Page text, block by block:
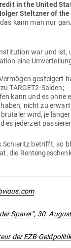
in the United
Steltzner of the
kann man nur
war und ist,
eine
gesteigert
TARGET2-Salden;
kann und es ohne
nicht zu
wird, je
es jederzeit
betrifft, so
die
Sparer“, 30.
der EZB-